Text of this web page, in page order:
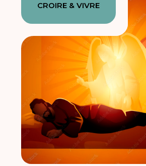
CROIRE & VIVRE